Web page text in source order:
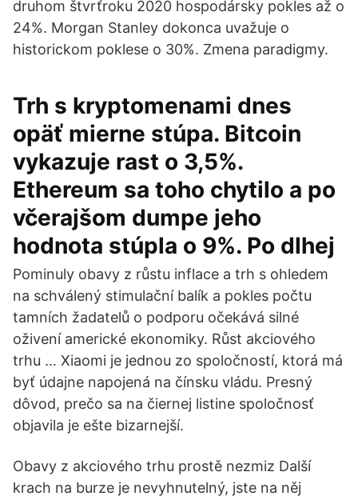
druhom štvrťroku 2020 hospodársky pokles až o
24%. Morgan Stanley dokonca uvažuje o
historickom poklese o 30%. Zmena paradigmy.
Trh s kryptomenami dnes
opäť mierne stúpa. Bitcoin
vykazuje rast o 3,5%.
Ethereum sa toho chytilo a po
včerajšom dumpe jeho
hodnota stúpla o 9%. Po dlhej
Pominuly obavy z růstu inflace a trh s ohledem
na schválený stimulační balík a pokles počtu
tamních žadatelů o podporu očekává silné
oživení americké ekonomiky. Růst akciového
trhu … Xiaomi je jednou zo spoločností, ktorá má
byť údajne napojená na čínsku vládu. Presný
dôvod, prečo sa na čiernej listine spoločnosť
objavila je ešte bizarnejší.
Obavy z akciového trhu prostě nezmiz Další
krach na burze je nevyhnutelný, jste na něj